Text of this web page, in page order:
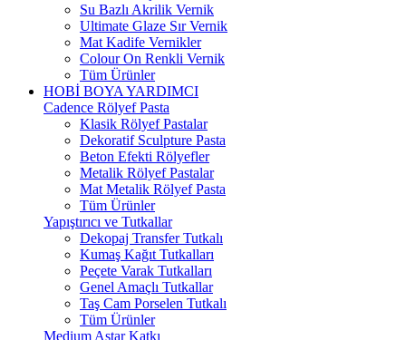
Su Bazlı Akrilik Vernik
Ultimate Glaze Sır Vernik
Mat Kadife Vernikler
Colour On Renkli Vernik
Tüm Ürünler
HOBİ BOYA YARDIMCI
Cadence Rölyef Pasta
Klasik Rölyef Pastalar
Dekoratif Sculpture Pasta
Beton Efekti Rölyefler
Metalik Rölyef Pastalar
Mat Metalik Rölyef Pasta
Tüm Ürünler
Yapıştırıcı ve Tutkallar
Dekopaj Transfer Tutkalı
Kumaş Kağıt Tutkalları
Peçete Varak Tutkalları
Genel Amaçlı Tutkallar
Taş Cam Porselen Tutkalı
Tüm Ürünler
Medium Astar Katkı